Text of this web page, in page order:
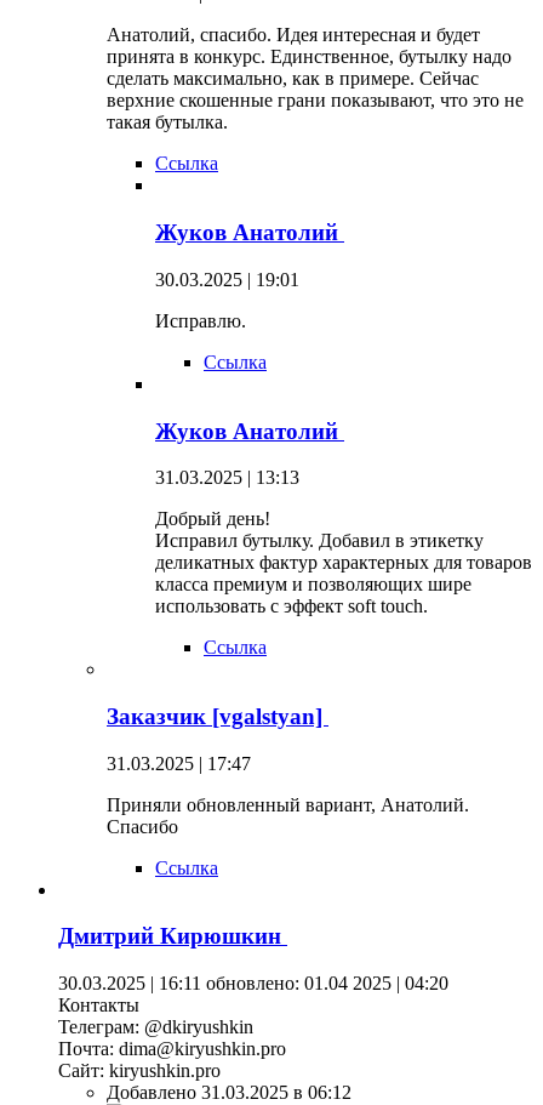
Анатолий, спасибо. Идея интересная и будет
принята в конкурс. Единственное, бутылку надо
сделать максимально, как в примере. Сейчас
верхние скошенные грани показывают, что это не
такая бутылка.
Ссылка
Жуков Анатолий
30.03.2025 | 19:01
Исправлю.
Ссылка
Жуков Анатолий
31.03.2025 | 13:13
Добрый день!
Исправил бутылку. Добавил в этикетку
деликатных фактур характерных для товаров
класса премиум и позволяющих шире
использовать с эффект soft touch.
Ссылка
Заказчик [vgalstyan]
31.03.2025 | 17:47
Приняли обновленный вариант, Анатолий.
Спасибо
Ссылка
Дмитрий Кирюшкин
30.03.2025 | 16:11 обновлено: 01.04 2025 | 04:20
Контакты
Телеграм: @dkiryushkin
Почта: dima@kiryushkin.pro
Сайт: kiryushkin.pro
Добавлено 31.03.2025 в 06:12